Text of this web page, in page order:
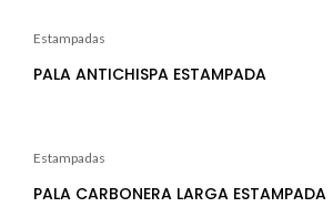
Estampadas
PALA ANTICHISPA ESTAMPADA
Estampadas
PALA CARBONERA LARGA ESTAMPADA